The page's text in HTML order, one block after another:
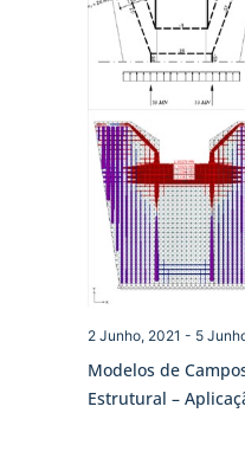
Modelos de
Estrutural –
2 Junho, 2021 - 5